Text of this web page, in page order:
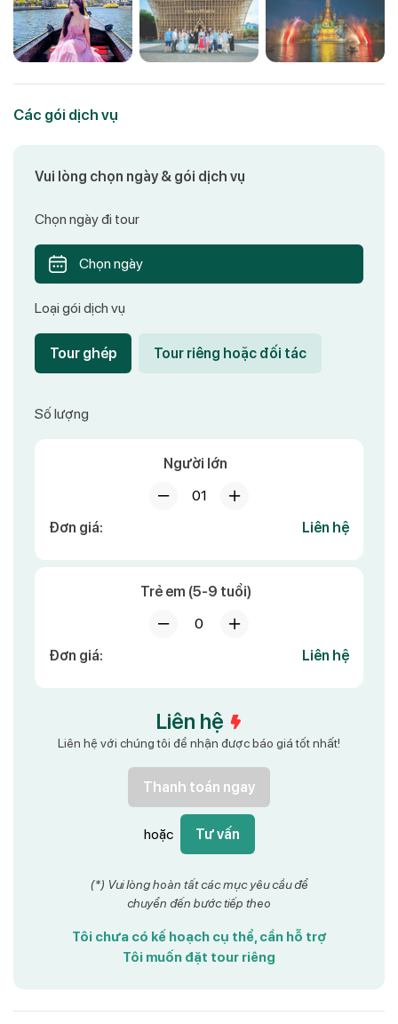
Các gói dịch vụ
Vui lòng chọn ngày & gói dịch vụ
Chọn ngày đi tour
Chọn ngày
Loại gói dịch vụ
Tour ghép Tour riêng hoặc đối tác
Số lượng
Người lớn
01
Đơn giá:
Liên hệ
Trẻ em (5-9 tuổi)
0
Đơn giá:
Liên hệ
Liên hệ
Liên hệ với chúng tôi để nhận được báo giá tốt nhất!
Thanh toán ngay
hoặc Tư vấn
(*) Vui lòng hoàn tất các mục yêu cầu để
chuyển đến bước tiếp theo
Tôi chưa có kế hoạch cụ thể, cần hỗ trợ
Tôi muốn đặt tour riêng